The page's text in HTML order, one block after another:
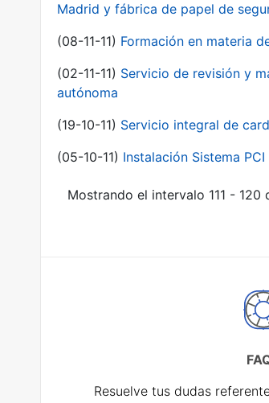
Madrid y fábrica de papel de
(08-11-11) Formación en materia
(02-11-11) Servicio de revisión y
autónoma
(19-10-11) Servicio integral de
(05-10-11) Instalación Sistema
Mostrando el intervalo 111 - 120
Resuelve tus dudas